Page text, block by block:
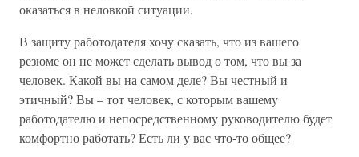
оказаться в неловкой ситуации.
В защиту работодателя хочу сказать, что из вашего
резюме он не может сделать вывод о том, что вы за
человек. Какой вы на самом деле? Вы честный и
этичный? Вы – тот человек, с которым вашему
работодателю и непосредственному руководителю будет
комфортно работать? Есть ли у вас что-то общее?